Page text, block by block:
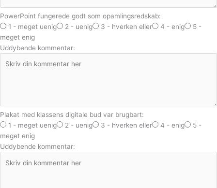
PowerPoint fungerede godt som opamlingsredskab:
1 - meget uenig
2 - uenig 3 - hverken eller 4 - enig
5 -
meget enig
Uddybende kommentar:
Plakat med klassens digitale bud var brugbart:
1 - meget uenig
2 - uenig 3 - hverken eller 4 - enig
5 -
meget enig
Uddybende kommentar: